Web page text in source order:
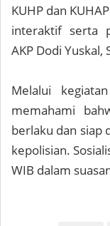
KUHP dan
interaktif serta
AKP Dodi Yuskal,
Melalui
memahami
berlaku dan siap
kepolisian.
WIB dalam